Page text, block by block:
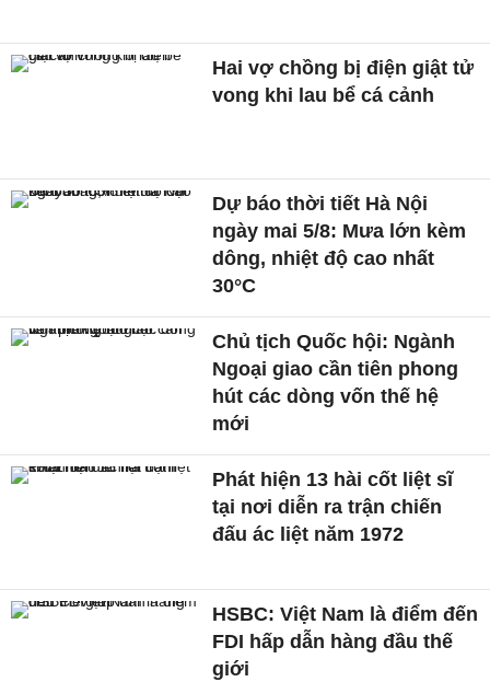
Hai vợ chồng bị điện giật tử
vong khi lau bể cá cảnh
Dự báo thời tiết Hà Nội
ngày mai 5/8: Mưa lớn kèm
dông, nhiệt độ cao nhất
30°C
Chủ tịch Quốc hội: Ngành
Ngoại giao cần tiên phong
hút các dòng vốn thế hệ
mới
Phát hiện 13 hài cốt liệt sĩ
tại nơi diễn ra trận chiến
đấu ác liệt năm 1972
HSBC: Việt Nam là điểm đến
FDI hấp dẫn hàng đầu thế
giới